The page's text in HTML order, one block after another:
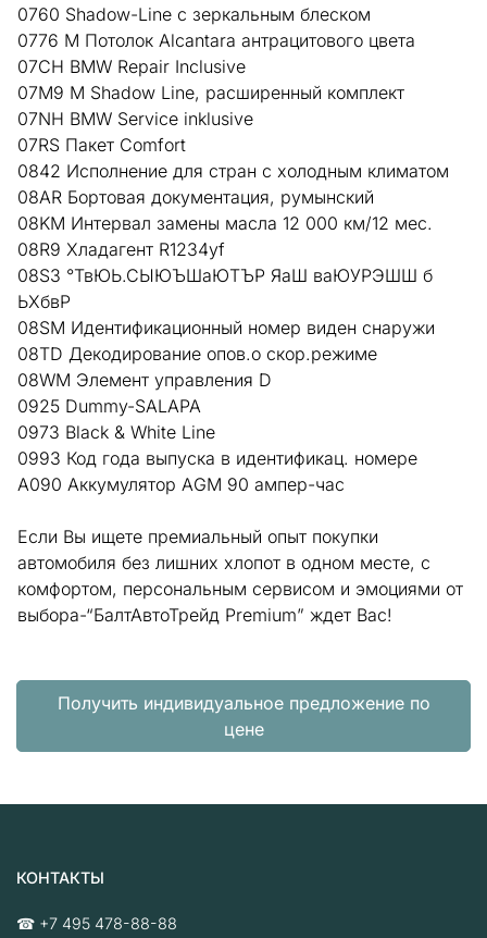
0760 Shadow-Line с зеркальным блеском
0776 M Потолок Alcantara антрацитового цвета
07CH BMW Repair Inclusive
07M9 M Shadow Line, расширенный комплект
07NH BMW Service inklusive
07RS Пакет Comfort
0842 Исполнение для стран с холодным климатом
08AR Бортовая документация, румынский
08KM Интервал замены масла 12 000 км/12 мес.
08R9 Хладагент R1234yf
08S3 °ТвЮЬ.СЫЮЪШаЮТЪР ЯаШ ваЮУРЭШШ б
ЬХбвР
08SM Идентификационный номер виден снаружи
08TD Декодирование опов.о скор.режиме
08WM Элемент управления D
0925 Dummy-SALAPA
0973 Black & White Line
0993 Код года выпуска в идентификац. номере
A090 Аккумулятор AGM 90 ампер-час
Если Вы ищете премиальный опыт покупки
автомобиля без лишних хлопот в одном месте, с
комфортом, персональным сервисом и эмоциями от
выбора-“БалтАвтоТрейд Premium” ждет Вас!
Получить индивидуальное предложение по
цене
КОНТАКТЫ
☎ +7 495 478-88-88